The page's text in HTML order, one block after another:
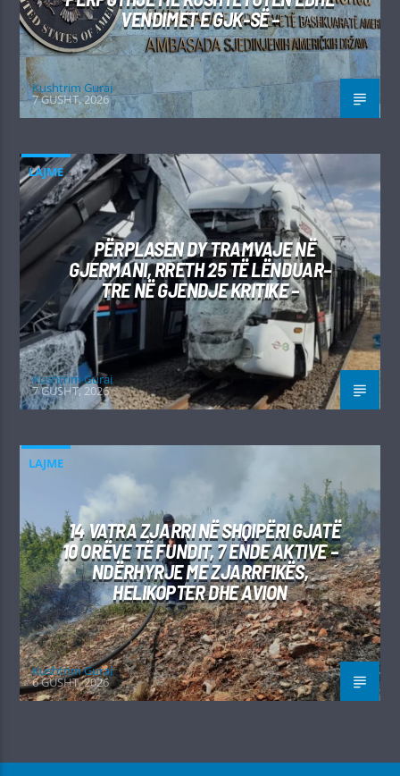
VENDIMET E GJK-SË –
Kushtrim Guraj
7 GUSHT, 2026
LAJME
PËRPLASEN DY TRAMVAJE NË
GJERMANI, RRETH 25 TË LËNDUAR–
TRE NË GJENDJE KRITIKE –
Kushtrim Guraj
7 GUSHT, 2026
LAJME
14 VATRA ZJARRI NË SHQIPËRI GJATË
10 ORËVE TË FUNDIT, 7 ENDE AKTIVE –
NDËRHYRJE ME ZJARRFIKËS,
HELIKOPTER DHE AVION
Kushtrim Guraj
6 GUSHT, 2026